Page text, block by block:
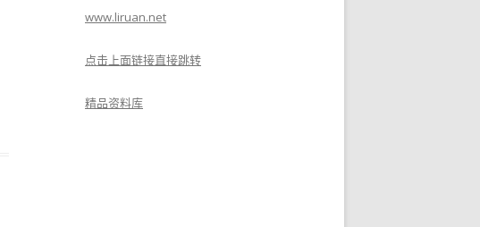
www.liruan.net
点击上面链接直接跳转
精品资料库